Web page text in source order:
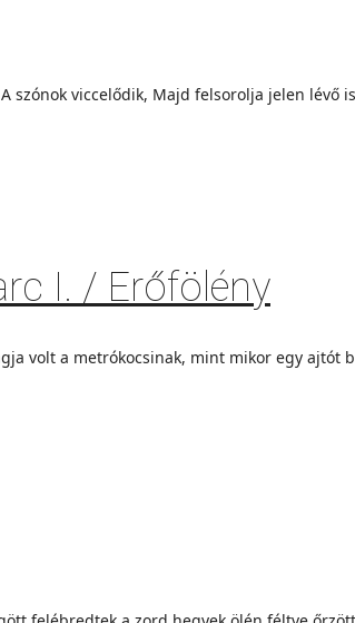
viccelődik, Majd felsorolja jelen lévő
I. / Erőfölény
volt a metrókocsinak, mint mikor egy ajtót